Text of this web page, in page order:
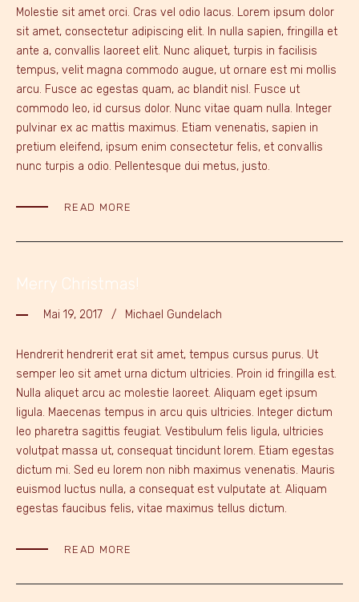
Molestie sit amet orci. Cras vel odio lacus. Lorem ipsum dolor
sit amet, consectetur adipiscing elit. In nulla sapien, fringilla et
ante a, convallis laoreet elit. Nunc aliquet, turpis in facilisis
tempus, velit magna commodo augue, ut ornare est mi mollis
arcu. Fusce ac egestas quam, ac blandit nisl. Fusce ut
commodo leo, id cursus dolor. Nunc vitae quam nulla. Integer
pulvinar ex ac mattis maximus. Etiam venenatis, sapien in
pretium eleifend, ipsum enim consectetur felis, et convallis
nunc turpis a odio. Pellentesque dui metus, justo.
READ MORE
Merry Christmas!
Mai 19, 2017 Michael Gundelach
Hendrerit hendrerit erat sit amet, tempus cursus purus. Ut
semper leo sit amet urna dictum ultricies. Proin id fringilla est.
Nulla aliquet arcu ac molestie laoreet. Aliquam eget ipsum
ligula. Maecenas tempus in arcu quis ultricies. Integer dictum
leo pharetra sagittis feugiat. Vestibulum felis ligula, ultricies
volutpat massa ut, consequat tincidunt lorem. Etiam egestas
dictum mi. Sed eu lorem non nibh maximus venenatis. Mauris
euismod luctus nulla, a consequat est vulputate at. Aliquam
egestas faucibus felis, vitae maximus tellus dictum.
READ MORE